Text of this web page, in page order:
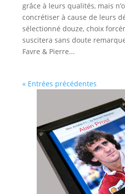
grâce à leurs qualités, mais
concrétiser à cause de leurs
sélectionné douze, choix
suscitera sans doute
Favre & Pierre...
« Entrées précédentes